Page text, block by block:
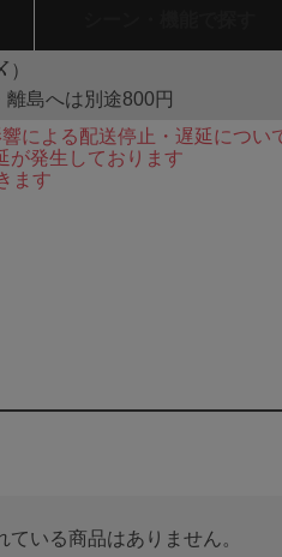
島へは別途800円
による配送停止・遅延につい
が発生しております
ます
ている商品はありません。